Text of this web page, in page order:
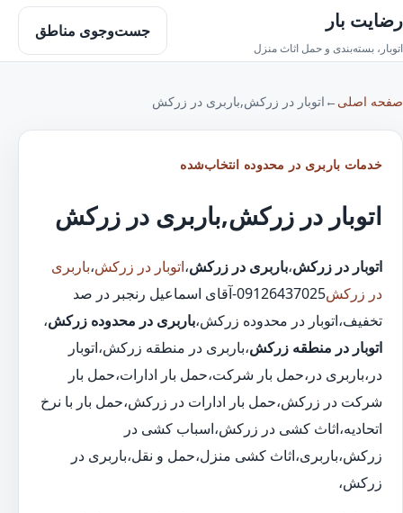
رضایت بار
اتوبار، بسته‌بندی و حمل اثاث منزل
جست‌وجوی مناطق
صفحه اصلی ← اتوبار در زرکش,باربری در زرکش
خدمات باربری در محدوده انتخاب‌شده
اتوبار در زرکش,باربری در زرکش
اتوبار در زرکش،باربری در زرکش،اتوبار در زرکش،باربری
در زرکش
09126437025-آقای اسماعیل رنجبر در صد
تخفیف،اتوبار در محدوده زرکش،باربری در محدوده زرکش،
اتوبار در منطقه زرکش،باربری در منطقه زرکش،اتوبار
در،باربری در،حمل بار شرکت،حمل بار ادارات،حمل بار
شرکت در زرکش،حمل بار ادارات در زرکش،حمل بار با نرخ
اتحادیه،اثاث کشی در زرکش،اسباب کشی در
زرکش،باربری،اثاث کشی منزل،حمل و نقل،باربری در
زرکش،